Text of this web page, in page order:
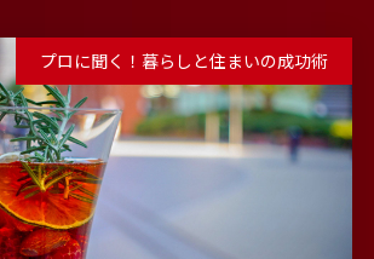
プロに聞く！暮らしと住まいの成功術